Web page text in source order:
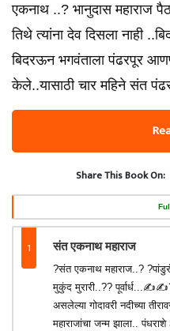
एकनाथ ..? भानुदास महाराज
तिथे त्यांना देव दिसला नाही
बिदरऊन भगवंताला पंढरपूर
केले..यासाठी चार महिने संत
Share This Book On:
1 संत एकनाथ महाराज
?संत एकनाथ महाराज..?
मुकुंद मुरारी..??
असलेल्या गोदावरी नदीच्या
महाराजांचा जन्म झाला..